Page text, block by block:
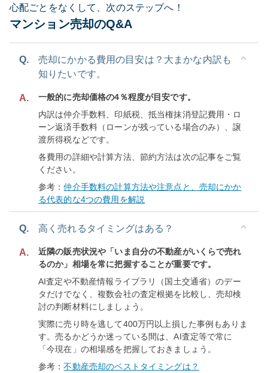
心配ごとをなくして、次のステップへ！
マンション売却のQ&A
Q.
売却にかかる費用の目安は？大まかな内訳も
知りたいです。
A.
一般的に売却価格の4％程度が目安です。
内訳は仲介手数料、印紙税、抵当権抹消登記費用・ロ
ーン返済手数料（ローンが残っている場合のみ）、譲
渡所得税などです。
各費用の詳細や計算方法、節約方法は次の記事をご覧
ください。
参考：仲介手数料の計算方法や注意点と、売却にかか
る代表的な4つの費用を解説
Q. 高く売れるタイミングはある？
A.
近隣の販売状況や「いま自分の不動産がいくらで売れ
るのか」相場を常に把握することが重要です。
AI査定や不動産情報ライブラリ（国土交通省）のデー
タだけでなく、複数会社の査定根拠を比較し、売却検
討の判断材料にしましょう。
実際に売り時を逃して400万円以上損した事例もありま
す。売るかどうか迷っている間は、AI査定等で常に
「今現在」の相場感を把握しておきましょう。
参考：不動産売却のベストタイミングは？